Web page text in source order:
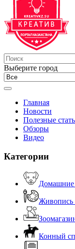
Выберите город
Главная
Новости
Полезные
Обзоры
Видео
Категории
Живопись
Конный